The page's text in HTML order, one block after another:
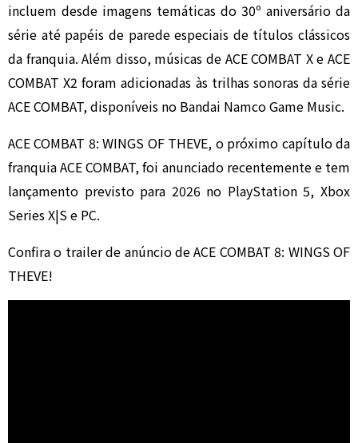
incluem desde imagens temáticas do 30º aniversário da
série até papéis de parede especiais de títulos clássicos
da franquia. Além disso, músicas de ACE COMBAT X e ACE
COMBAT X2 foram adicionadas às trilhas sonoras da série
ACE COMBAT, disponíveis no Bandai Namco Game Music.
ACE COMBAT 8: WINGS OF THEVE, o próximo capítulo da
franquia ACE COMBAT, foi anunciado recentemente e tem
lançamento previsto para 2026 no PlayStation 5, Xbox
Series X|S e PC.
Confira o trailer de anúncio de ACE COMBAT 8: WINGS OF
THEVE!